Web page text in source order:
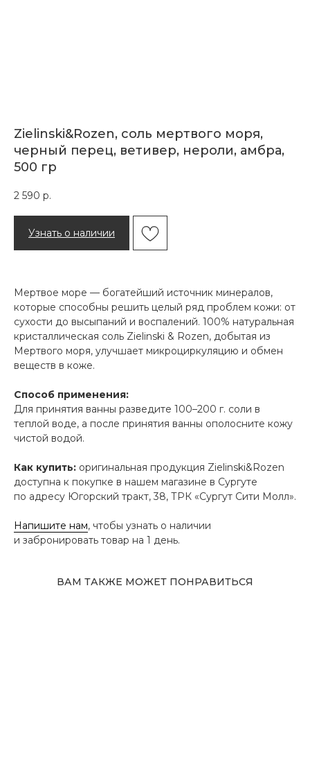
Zielinski&Rozen, соль мертвого моря,
черный перец, ветивер, нероли, амбра,
500 гр
2 590 р.
Узнать о наличии
Мертвое море — богатейший источник минералов,
которые способны решить целый ряд проблем кожи: от
сухости до высыпаний и воспалений. 100% натуральная
кристаллическая соль Zielinski & Rozen, добытая из
Мертвого моря, улучшает микроциркуляцию и обмен
веществ в коже.
Способ применения:
Для принятия ванны разведите 100–200 г. соли в
теплой воде, а после принятия ванны ополосните кожу
чистой водой.
Как купить: оригинальная продукция Zielinski&Rozen
доступна к покупке в нашем магазине в Сургуте
по адресу Югорский тракт, 38, ТРК «Сургут Сити Молл».
Напишите нам, чтобы узнать о наличии
и забронировать товар на 1 день.
ВАМ ТАКЖЕ МОЖЕТ ПОНРАВИТЬСЯ